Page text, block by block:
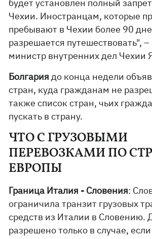
будет установлен полный
Чехии. Иностранцам, которые
пребывают в Чехии более 90
разрешается путешествовать", –
министр внутренних дел Чехии
Болгария до конца недели
стран, куда гражданам не
также список стран, чьих
пускать в страну.
ЧТО С ГРУЗОВЫМИ
ПЕРЕВОЗКАМИ ПО
ЕВРОПЫ
Граница Италия - Словения:
ограничила транзит грузовых
средств из Италии в Словению.
разрешено только в случае,